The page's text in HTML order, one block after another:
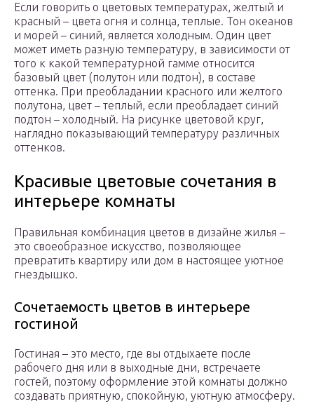
Если говорить о цветовых температурах, желтый и
красный – цвета огня и солнца, теплые. Тон океанов
и морей – синий, является холодным. Один цвет
может иметь разную температуру, в зависимости от
того к какой температурной гамме относится
базовый цвет (полутон или подтон), в составе
оттенка. При преобладании красного или желтого
полутона, цвет – теплый, если преобладает синий
подтон – холодный. На рисунке цветовой круг,
наглядно показывающий температуру различных
оттенков.
Красивые цветовые сочетания в
интерьере комнаты
Правильная комбинация цветов в дизайне жилья –
это своеобразное искусство, позволяющее
превратить квартиру или дом в настоящее уютное
гнездышко.
Сочетаемость цветов в интерьере
гостиной
Гостиная – это место, где вы отдыхаете после
рабочего дня или в выходные дни, встречаете
гостей, поэтому оформление этой комнаты должно
создавать приятную, спокойную, уютную атмосферу.